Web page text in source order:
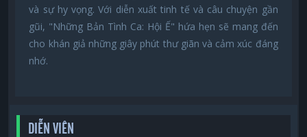
và sự hy vọng. Với diễn xuất tinh tế và câu chuyện gần
gũi, "Những Bản Tình Ca: Hội Ế" hứa hẹn sẽ mang đến
cho khán giả những giây phút thư giãn và cảm xúc đáng
nhớ.
DIỄN VIÊN